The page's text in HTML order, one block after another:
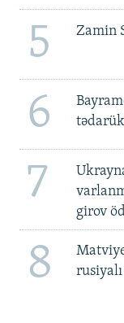
5 Zamin
6
tədarük
7
girov
8